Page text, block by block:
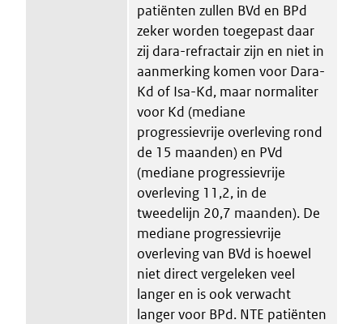
patiënten zullen BVd en BPd
zeker worden toegepast daar
zij dara-refractair zijn en niet in
aanmerking komen voor Dara-
Kd of Isa-Kd, maar normaliter
voor Kd (mediane
progressievrije overleving rond
de 15 maanden) en PVd
(mediane progressievrije
overleving 11,2, in de
tweedelijn 20,7 maanden). De
mediane progressievrije
overleving van BVd is hoewel
niet direct vergeleken veel
langer en is ook verwacht
langer voor BPd. NTE patiënten